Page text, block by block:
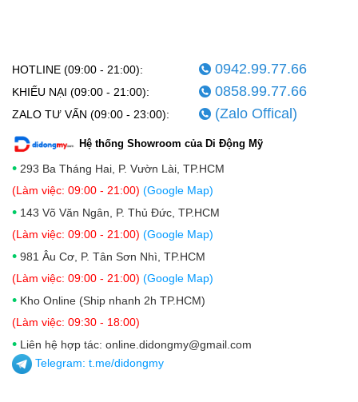
HOTLINE (09:00 - 21:00): 0942.99.77.66
KHIẾU NẠI (09:00 - 21:00): 0858.99.77.66
ZALO TƯ VẤN (09:00 - 23:00): (Zalo Offical)
Hệ thống Showroom của Di Động Mỹ
• 293 Ba Tháng Hai, P. Vườn Lài, TP.HCM
(Làm việc: 09:00 - 21:00) (Google Map)
• 143 Võ Văn Ngân, P. Thủ Đức, TP.HCM
(Làm việc: 09:00 - 21:00) (Google Map)
• 981 Âu Cơ, P. Tân Sơn Nhì, TP.HCM
(Làm việc: 09:00 - 21:00) (Google Map)
• Kho Online (Ship nhanh 2h TP.HCM)
(Làm việc: 09:30 - 18:00)
• Liên hệ hợp tác: online.didongmy@gmail.com
Telegram: t.me/didongmy